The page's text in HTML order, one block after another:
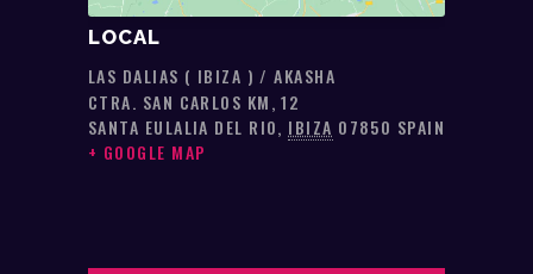
LOCAL
LAS DALIAS ( IBIZA ) / AKASHA
CTRA. SAN CARLOS KM, 12
SANTA EULALIA DEL RIO, IBIZA 07850 SPAIN
+ GOOGLE MAP